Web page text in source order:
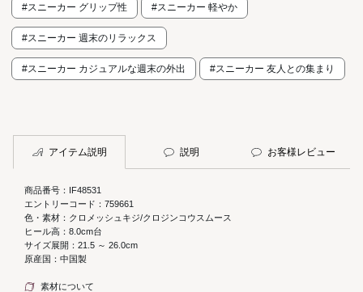
#スニーカー グリップ性 #スニーカー 軽やか
#スニーカー 週末のリラックス
#スニーカー カジュアルな週末の外出 #スニーカー 友人との集まり
アイテム説明 説明 お客様レビュー
商品番号：IF48531
エントリーコード：759661
色・素材：クロメッシュキジ/クロジンコウスムース
ヒール高：8.0cm台
サイズ展開：21.5 ～ 26.0cm
原産国：中国製
素材について